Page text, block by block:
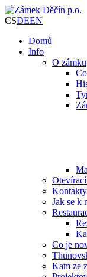
CSDEEN
Domů
Info
O zámku
Kontakty
Jak se k
Co je
Kam ze